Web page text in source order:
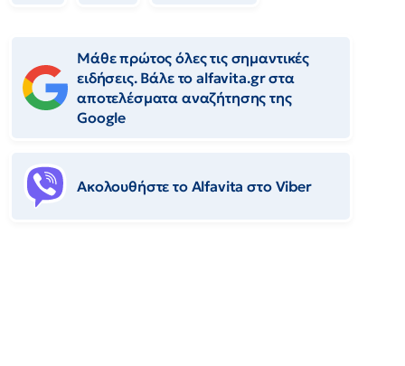
Μάθε πρώτος όλες τις σημαντικές
ειδήσεις. Βάλε το alfavita.gr στα
αποτελέσματα αναζήτησης της
Google
Ακολουθήστε το Αlfavita στο Viber